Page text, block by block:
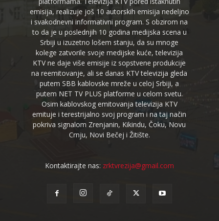
emisija, realizuje još 10 autorskih emisija nedeljno
i svakodnevni informativni program. S obzirom na
to da je u poslednjih 10 godina medijska scena u
Srbiji u izuzetno lošem stanju, da su mnoge
kolege zatvorile svoje medijske kuće, televizija
KTV ne daje više emisije iz sopstvene produkcije
na reemitovanje, ali se danas KTV televizija gleda
putem SBB kablovske mreže u celoj Srbiji, a
putem NET TV PLUS platforme u celom svetu.
Osim kablovskog emitovanja televizija KTV
emituje i terestrijalno svoj program i na taj način
pokriva signalom Zrenjanin, Kikindu, Čoku, Novu
Crnju, Novi Bečej i Žitište.
Kontaktirajte nas: zrktvrezija@gmail.com